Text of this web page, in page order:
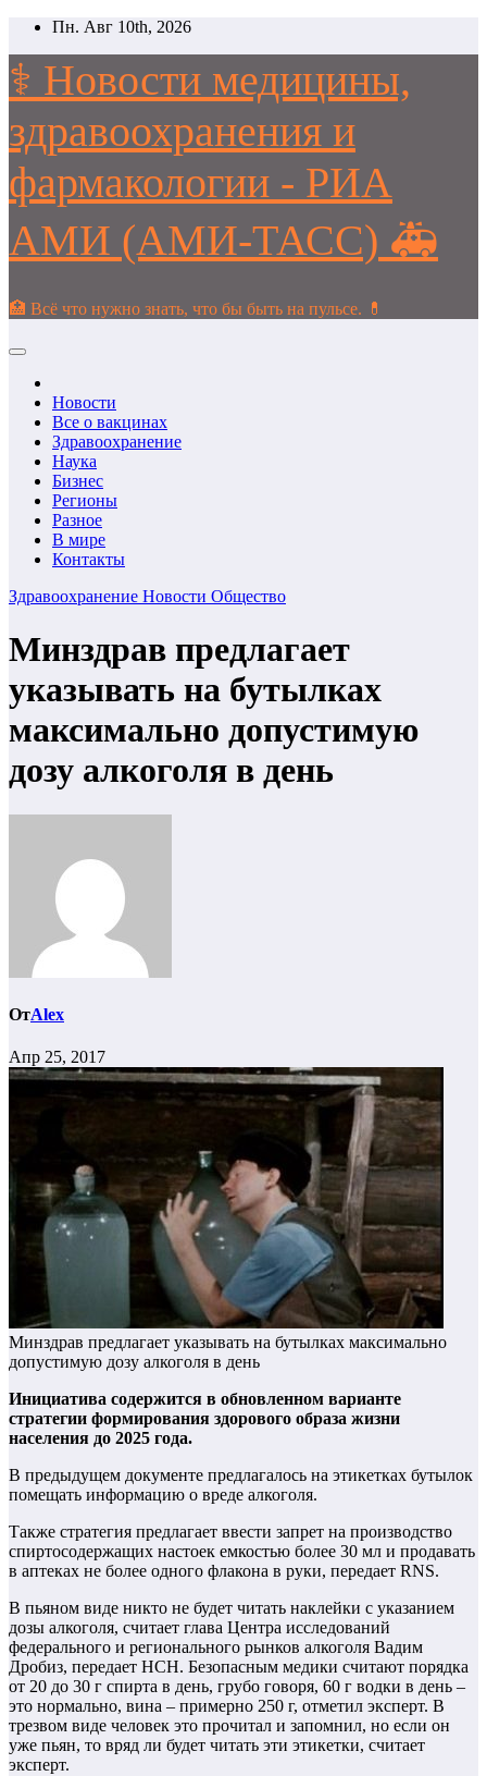
Перейти
содержимому
Пн. Авг 10th, 2026
⚕️ Новости медицины,
здравоохранения и
фармакологии - РИА
АМИ (АМИ-ТАСС) 🚑
🏥 Всё что нужно знать, что бы быть на пульсе. 💊
Новости
Все о вакцинах
Здравоохранение
Наука
Бизнес
Регионы
Разное
В мире
Контакты
Здравоохранение Новости Общество
Минздрав предлагает
указывать на бутылках
максимально допустимую
дозу алкоголя в день
ОтAlex
Апр 25, 2017
Минздрав предлагает указывать на бутылках максимально
допустимую дозу алкоголя в день
Инициатива содержится в обновленном варианте
стратегии формирования здорового образа жизни
населения до 2025 года.
В предыдущем документе предлагалось на этикетках бутылок
помещать информацию о вреде алкоголя.
Также стратегия предлагает ввести запрет на производство
спиртосодержащих настоек емкостью более 30 мл и продавать
в аптеках не более одного флакона в руки, передает RNS.
В пьяном виде никто не будет читать наклейки с указанием
дозы алкоголя, считает глава Центра исследований
федерального и регионального рынков алкоголя Вадим
Дробиз, передает НСН. Безопасным медики считают порядка
от 20 до 30 г спирта в день, грубо говоря, 60 г водки в день –
это нормально, вина – примерно 250 г, отметил эксперт. В
трезвом виде человек это прочитал и запомнил, но если он
уже пьян, то вряд ли будет читать эти этикетки, считает
эксперт.